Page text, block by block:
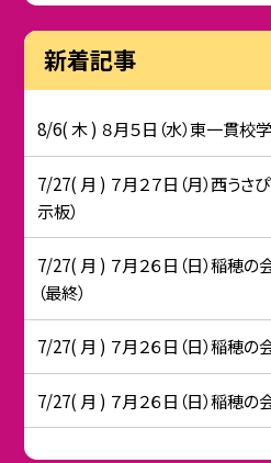
新着記事
8/6( 木 ) ８月５日（水）東一貫校
7/27( 月 ) ７月２７日（月）西うさ
示板）
7/27( 月 ) ７月２６日（日）稲穂の
（最終）
7/27( 月 ) ７月２６日（日）稲穂の
7/27( 月 ) ７月２６日（日）稲穂の